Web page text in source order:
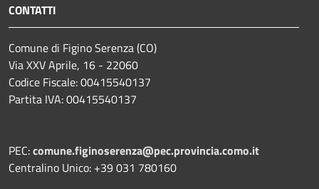
CONTATTI
Comune di Figino Serenza (CO)
Via XXV Aprile, 16 - 22060
Codice Fiscale: 00415540137
Partita IVA: 00415540137
PEC:comune.figinoserenza@pec.provincia.como.it
Centralino Unico: +39 031 780160